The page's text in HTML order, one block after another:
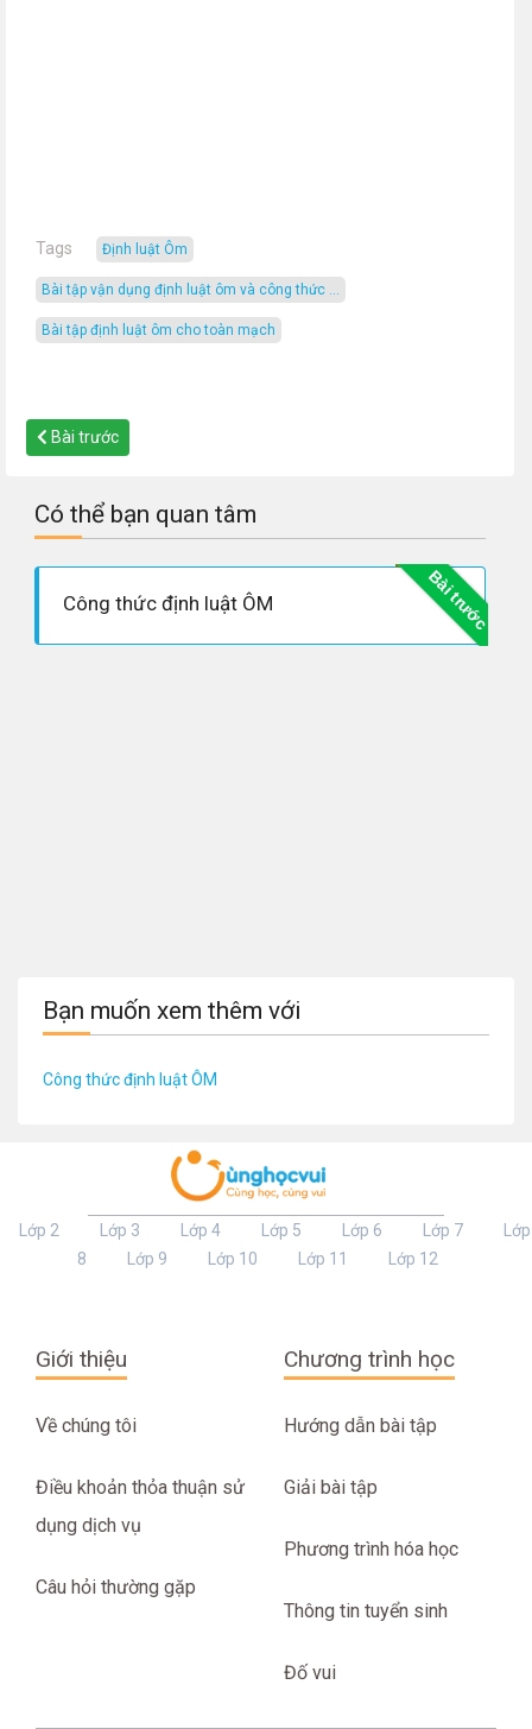
Tags Định luật Ôm
bài tập vận dụng định luật ôm và công thức ...
bài tập định luật ôm cho toàn mạch
Bài trước
Có thể bạn quan tâm
Bài trước
Công thức định luật ÔM
Bạn muốn xem thêm với
Công thức định luật ÔM
Lớp 2 Lớp 3 Lớp 4 Lớp 5 Lớp 6 Lớp 7
Lớp
8
Lớp 9 Lớp 10 Lớp 11 Lớp 12
Giới thiệu
Về chúng tôi
Điều khoản thỏa thuận sử
dụng dịch vụ
Câu hỏi thường gặp
Chương trình học
Hướng dẫn bài tập
Giải bài tập
Phương trình hóa học
Thông tin tuyển sinh
Đố vui